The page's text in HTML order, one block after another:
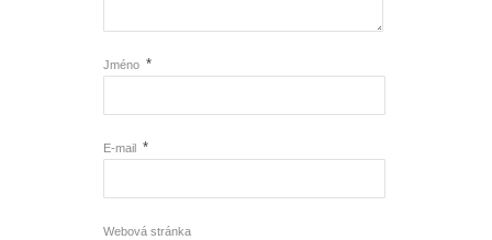
Jméno *
E-mail *
Webová stránka